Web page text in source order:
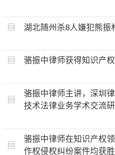
湖北随州杀8人嫌犯熊振
骆振中律师获得知识产
骆振中律师主讲，深圳
技术法律业务学术交流
骆振中律师在知识产权
作权侵权纠纷案件均获